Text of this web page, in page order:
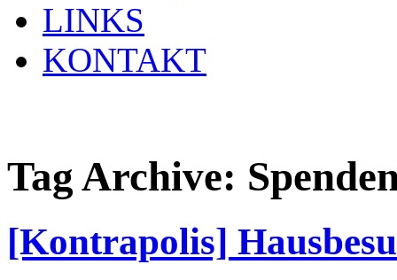
LINKS
KONTAKT
Tag Archive:
[Kontrapolis]